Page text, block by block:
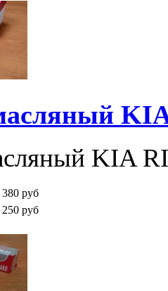
KIA
380 руб
250 руб